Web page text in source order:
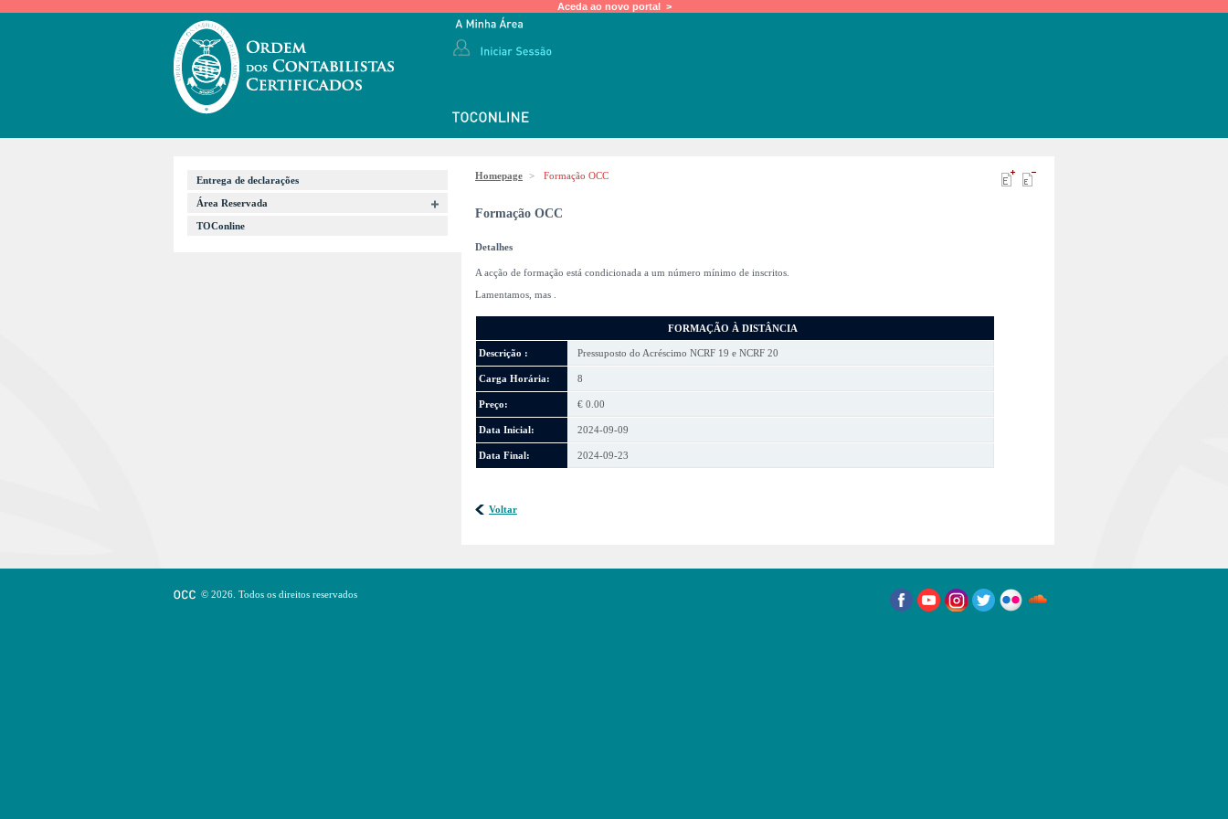
Aceda ao novo portal >
Entrega de declarações
Área Reservada
TOConline
Homepage > Formação OCC
Formação OCC
Detalhes
A acção de formação está condicionada a um número mínimo de inscritos.
Lamentamos, mas
FORMAÇÃO À DISTÂNCIA
Descrição : Pressuposto do Acréscimo NCRF 19 e NCRF 20
Carga Horária: 8
Preço: € 0.00
Data Inicial: 2024-09-09
Data Final: 2024-09-23
Voltar
© 2026. Todos os direitos reservados